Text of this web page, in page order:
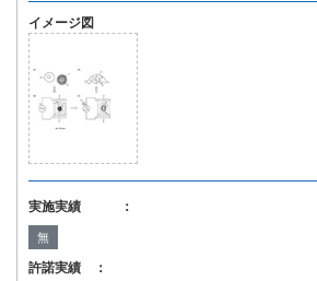
イメージ図
実施実績 ：
無
許諾実績 ：